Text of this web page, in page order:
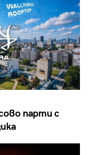
парти с